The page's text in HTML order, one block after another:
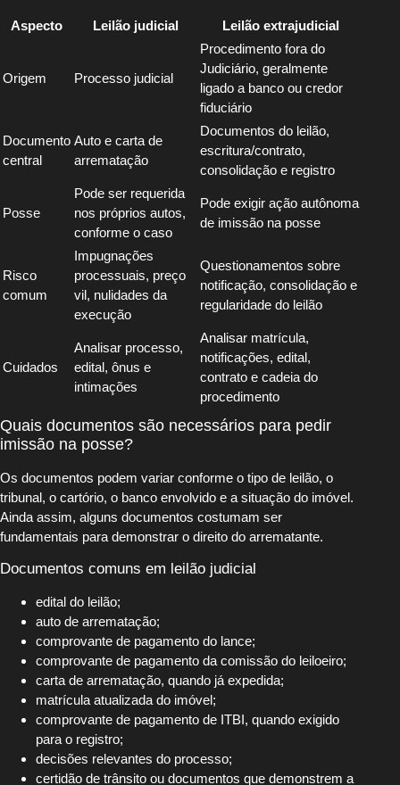
Aspecto Leilão judicial Leilão extrajudicial
Origem Processo judicial
Procedimento fora do
Judiciário, geralmente
ligado a banco ou credor
fiduciário
Documento
central
Auto e carta de
arrematação
Documentos do leilão,
escritura/contrato,
consolidação e registro
Posse
Pode ser requerida
nos próprios autos,
conforme o caso
Pode exigir ação autônoma
de imissão na posse
Risco
comum
Impugnações
processuais, preço
vil, nulidades da
execução
Questionamentos sobre
notificação, consolidação e
regularidade do leilão
Cuidados
Analisar processo,
edital, ônus e
intimações
Analisar matrícula,
notificações, edital,
contrato e cadeia do
procedimento
Quais documentos são necessários para pedir
imissão na posse?
Os documentos podem variar conforme o tipo de leilão, o
tribunal, o cartório, o banco envolvido e a situação do imóvel.
Ainda assim, alguns documentos costumam ser
fundamentais para demonstrar o direito do arrematante.
Documentos comuns em leilão judicial
edital do leilão;
auto de arrematação;
comprovante de pagamento do lance;
comprovante de pagamento da comissão do leiloeiro;
carta de arrematação, quando já expedida;
matrícula atualizada do imóvel;
comprovante de pagamento de ITBI, quando exigido
para o registro;
decisões relevantes do processo;
certidão de trânsito ou documentos que demonstrem a